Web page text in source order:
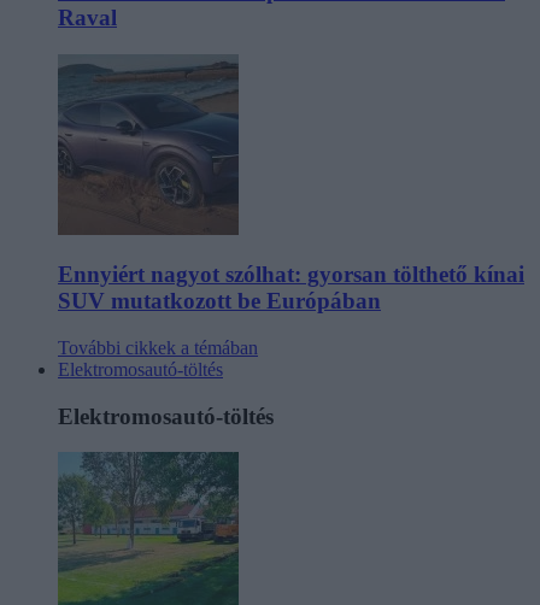
Raval
Ennyiért nagyot szólhat: gyorsan tölthető kínai
SUV mutatkozott be Európában
További cikkek a témában
Elektromosautó-töltés
Elektromosautó-töltés